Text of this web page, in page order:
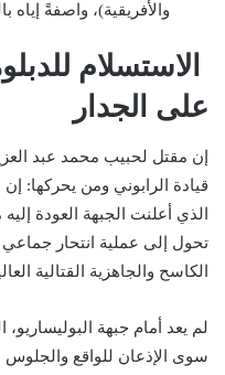
والأفريقية)، واصفةً إياه
الاستسلام
على الجدار
إن مقتل لحبيب محمد عبد
قيادة الرابوني ومن يحركها: إن
الذي أعلنت الجبهة العودة
تحول إلى عملية انتحار
الكاسح والجاهزية القتالية
لم يعد أمام جبهة البوليساريو،
سوى الإذعان للواقع